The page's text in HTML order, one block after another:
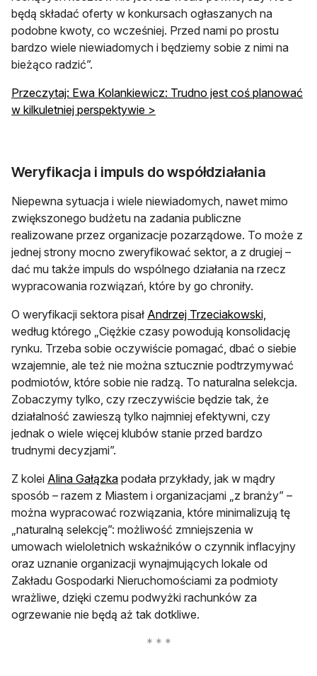
będą składać oferty w konkursach ogłaszanych na
podobne kwoty, co wcześniej. Przed nami po prostu
bardzo wiele niewiadomych i będziemy sobie z nimi na
bieżąco radzić”.
Przeczytaj: Ewa Kolankiewicz: Trudno jest coś planować
w kilkuletniej perspektywie >
Weryfikacja i impuls do współdziałania
Niepewna sytuacja i wiele niewiadomych, nawet mimo
zwiększonego budżetu na zadania publiczne
realizowane przez organizacje pozarządowe. To może z
jednej strony mocno zweryfikować sektor, a z drugiej –
dać mu także impuls do wspólnego działania na rzecz
wypracowania rozwiązań, które by go chroniły.
O weryfikacji sektora pisał Andrzej Trzeciakowski,
według którego „Ciężkie czasy powodują konsolidację
rynku. Trzeba sobie oczywiście pomagać, dbać o siebie
wzajemnie, ale też nie można sztucznie podtrzymywać
podmiotów, które sobie nie radzą. To naturalna selekcja.
Zobaczymy tylko, czy rzeczywiście będzie tak, że
działalność zawieszą tylko najmniej efektywni, czy
jednak o wiele więcej klubów stanie przed bardzo
trudnymi decyzjami”.
Z kolei Alina Gałązka podała przykłady, jak w mądry
sposób – razem z Miastem i organizacjami „z branży” –
można wypracować rozwiązania, które minimalizują tę
„naturalną selekcję”: możliwość zmniejszenia w
umowach wieloletnich wskaźników o czynnik inflacyjny
oraz uznanie organizacji wynajmujących lokale od
Zakładu Gospodarki Nieruchomościami za podmioty
wrażliwe, dzięki czemu podwyżki rachunków za
ogrzewanie nie będą aż tak dotkliwe.